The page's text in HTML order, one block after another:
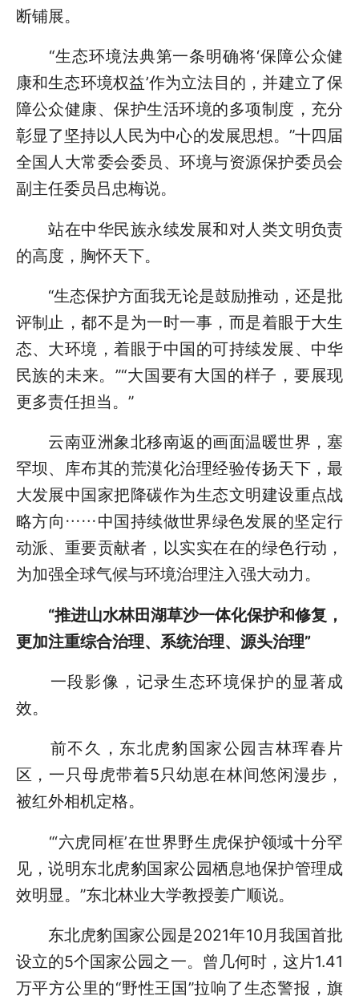
断铺展。
“生态环境法典第一条明确将‘保障公众健
康和生态环境权益’作为立法目的，并建立了保
障公众健康、保护生活环境的多项制度，充分
彰显了坚持以人民为中心的发展思想。”十四届
全国人大常委会委员、环境与资源保护委员会
副主任委员吕忠梅说。
站在中华民族永续发展和对人类文明负责
的高度，胸怀天下。
“生态保护方面我无论是鼓励推动，还是批
评制止，都不是为一时一事，而是着眼于大生
态、大环境，着眼于中国的可持续发展、中华
民族的未来。”“大国要有大国的样子，要展现
更多责任担当。”
云南亚洲象北移南返的画面温暖世界，塞
罕坝、库布其的荒漠化治理经验传扬天下，最
大发展中国家把降碳作为生态文明建设重点战
略方向……中国持续做世界绿色发展的坚定行
动派、重要贡献者，以实实在在的绿色行动，
为加强全球气候与环境治理注入强大动力。
“推进山水林田湖草沙一体化保护和修复，
更加注重综合治理、系统治理、源头治理”
一段影像，记录生态环境保护的显著成
效。
前不久，东北虎豹国家公园吉林珲春片
区，一只母虎带着5只幼崽在林间悠闲漫步，
被红外相机定格。
“‘六虎同框’在世界野生虎保护领域十分罕
见，说明东北虎豹国家公园栖息地保护管理成
效明显。”东北林业大学教授姜广顺说。
东北虎豹国家公园是2021年10月我国首批
设立的5个国家公园之一。曾几何时，这片1.41
万平方公里的“野性王国”拉响了生态警报，旗